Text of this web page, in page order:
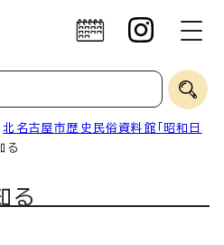
北名古屋市歴史民俗資料館「昭和日
る
る